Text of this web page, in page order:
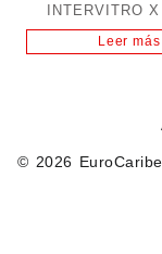
INTERVITRO
Leer más
© 2026 EuroCaribe